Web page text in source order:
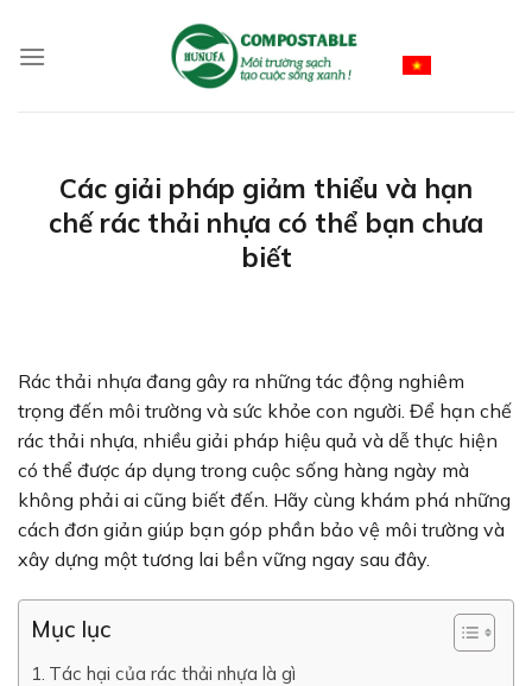
content
Các giải pháp giảm thiểu và hạn
chế rác thải nhựa có thể bạn chưa
biết
Rác thải nhựa đang gây ra những tác động nghiêm
trọng đến môi trường và sức khỏe con người. Để hạn chế
rác thải nhựa, nhiều giải pháp hiệu quả và dễ thực hiện
có thể được áp dụng trong cuộc sống hàng ngày mà
không phải ai cũng biết đến. Hãy cùng khám phá những
cách đơn giản giúp bạn góp phần bảo vệ môi trường và
xây dựng một tương lai bền vững ngay sau đây.
Mục lục
Tác hại của rác thải nhựa là gì